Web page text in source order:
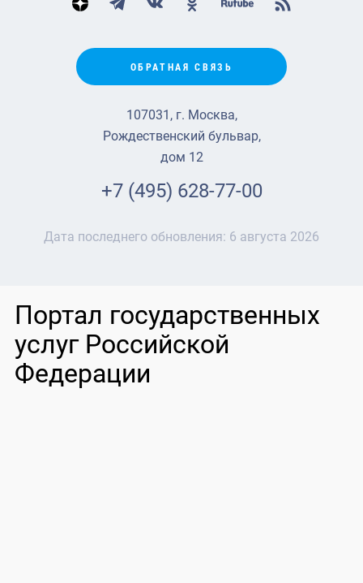
ОБРАТНАЯ СВЯЗЬ
107031, г. Москва,
Рождественский бульвар,
дом 12
+7 (495) 628-77-00
Дата последнего обновления: 6 августа 2026
Портал государственных
услуг Российской
Федерации